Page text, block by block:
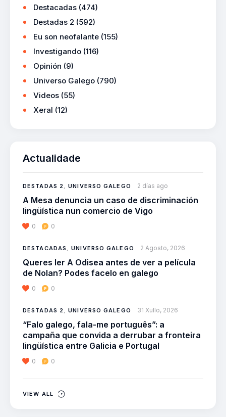
Destacadas (474)
Destadas 2 (592)
Eu son neofalante (155)
Investigando (116)
Opinión (9)
Universo Galego (790)
Videos (55)
Xeral (12)
Actualidade
DESTADAS 2,UNIVERSO GALEGO 2 días ago
A Mesa denuncia un caso de discriminación
lingüística nun comercio de Vigo
0 0
DESTACADAS ,UNIVERSO GALEGO 2 Agosto, 2026
Queres ler A Odisea antes de ver a película
de Nolan? Podes facelo en galego
0 0
DESTADAS 2,UNIVERSO GALEGO 31 Xullo, 2026
“Falo galego, fala-me português”: a
campaña que convida a derrubar a fronteira
lingüística entre Galicia e Portugal
0 0
VIEW ALL